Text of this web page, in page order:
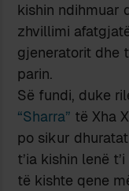
kishin ndihmuar
zhvillimi
gjeneratorit dhe
parin.
Së fundi, duke
“Sharra” të Xha
po sikur
t’ia kishin lenë
të kishte qene